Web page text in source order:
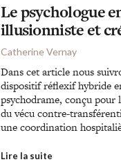
Le psychologue
illusionniste et
Catherine Vernay
Dans cet article nous
dispositif réflexif hybride
psychodrame, conçu pour
du vécu contre-
une coordination
Lire la suite